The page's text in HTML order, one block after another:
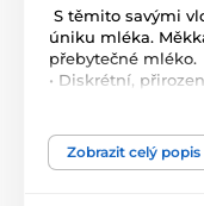
S těmito savými
úniku mléka.
přebytečné mléko.
• Diskrétní,
• Nekloužou díky
• Jednotlivě
Zobrazit celý popis